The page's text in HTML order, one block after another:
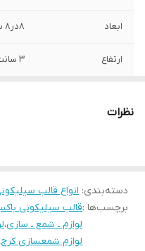
ابعاد ۸در۸ سانت با عمق ۳ سانت
ارتفاع 3 سانت
نظرات
دسته‌بندی: انواع قالب
برچسب‌ها :قالب سیلیکونی
لوازم ـ شمع ـ سازی،
لوازم شمعسازی کرج